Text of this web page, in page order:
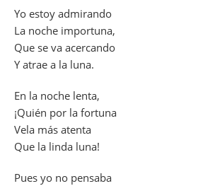
Yo estoy admirando
La noche importuna,
Que se va acercando
Y atrae a la luna.
En la noche lenta,
¡Quién por la fortuna
Vela más atenta
Que la linda luna!
Pues yo no pensaba